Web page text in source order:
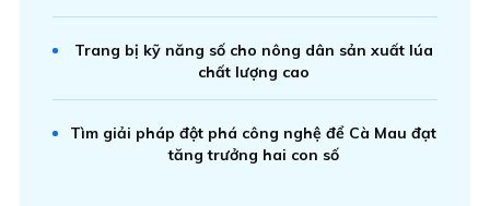
Trang bị kỹ năng số cho nông dân sản xuất lúa
chất lượng cao
Tìm giải pháp đột phá công nghệ để Cà Mau đạt
tăng trưởng hai con số